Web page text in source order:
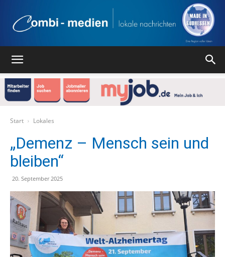
Start Lokales
„Demenz – Mensch sein und
bleiben“
20. September 2025